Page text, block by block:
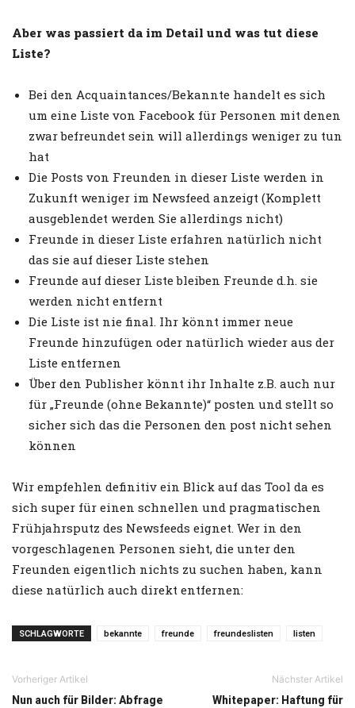
Aber was passiert da im Detail und was tut diese
Liste?
Bei den Acquaintances/Bekannte handelt es sich
um eine Liste von Facebook für Personen mit denen
zwar befreundet sein will allerdings weniger zu tun
hat
Die Posts von Freunden in dieser Liste werden in
Zukunft weniger im Newsfeed anzeigt (Komplett
ausgeblendet werden Sie allerdings nicht)
Freunde in dieser Liste erfahren natürlich nicht
das sie auf dieser Liste stehen
Freunde auf dieser Liste bleiben Freunde d.h. sie
werden nicht entfernt
Die Liste ist nie final. Ihr könnt immer neue
Freunde hinzufügen oder natürlich wieder aus der
Liste entfernen
Über den Publisher könnt ihr Inhalte z.B. auch nur
für „Freunde (ohne Bekannte)“ posten und stellt so
sicher sich das die Personen den post nicht sehen
können
Wir empfehlen definitiv ein Blick auf das Tool da es
sich super für einen schnellen und pragmatischen
Frühjahrsputz des Newsfeeds eignet. Wer in den
vorgeschlagenen Personen sieht, die unter den
Freunden eigentlich nichts zu suchen haben, kann
diese natürlich auch direkt entfernen:
SCHLAGWORTE bekannte freunde freundeslisten listen
Vorheriger Artikel
Nun auch für Bilder: Abfrage
Nächster Artikel
Whitepaper: Haftung für